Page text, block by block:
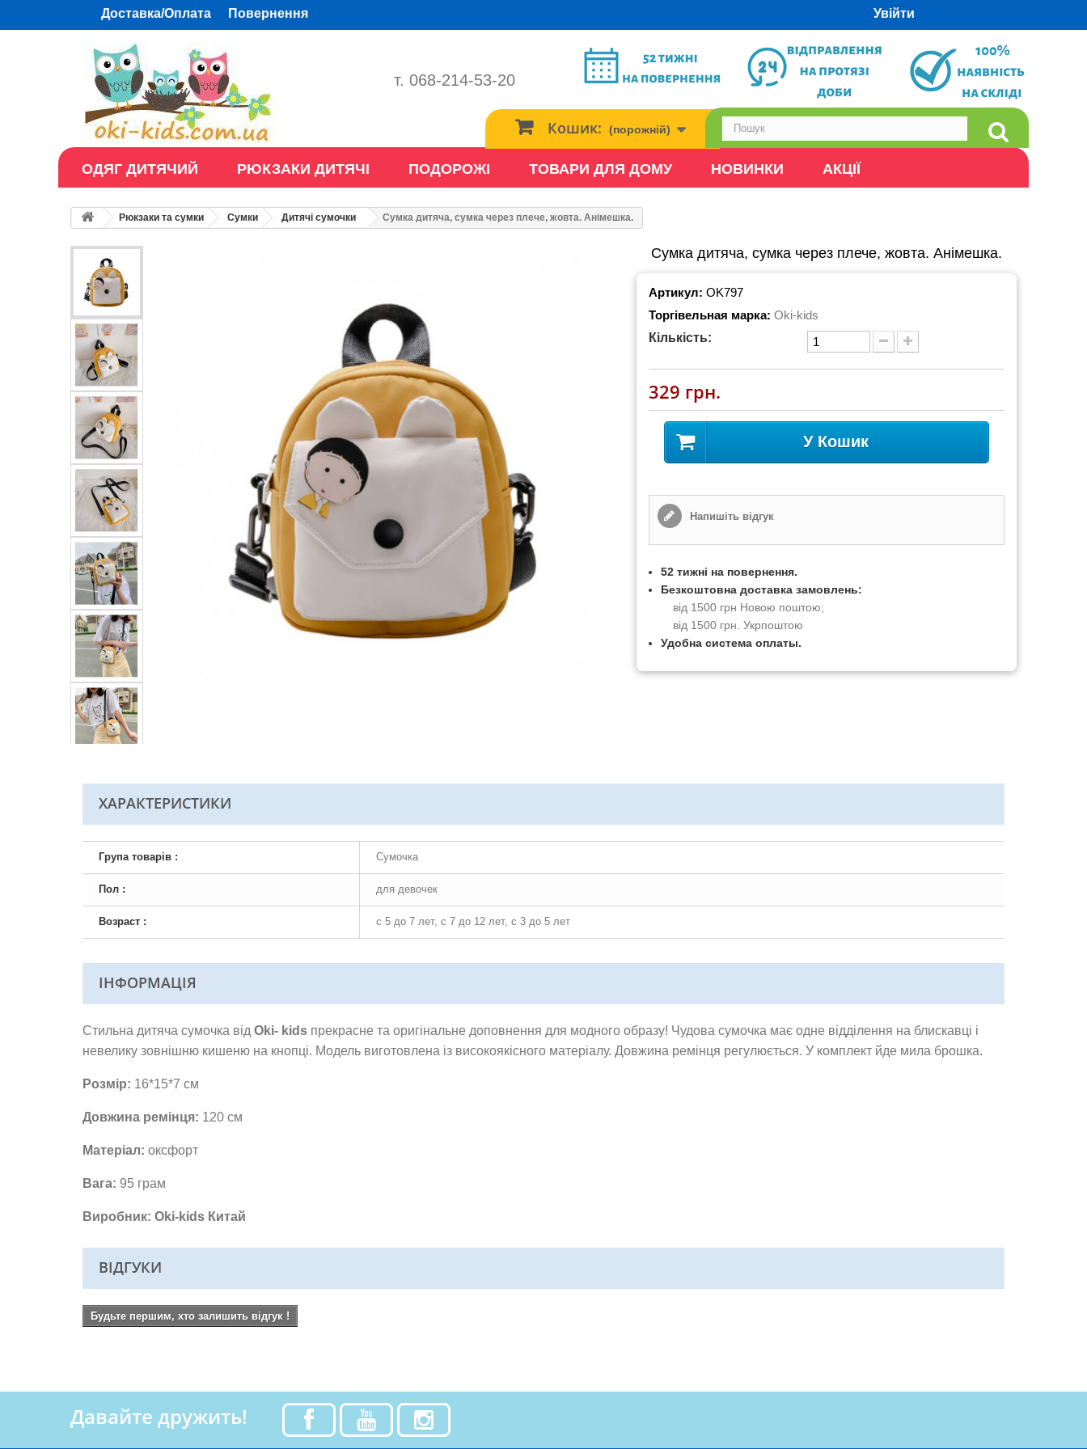
Доставка/Оплата Повернення Увійти
т. 068-214-53-20
Кошик: (порожній)
ОДЯГ ДИТЯЧИЙ РЮКЗАКИ ДИТЯЧІ ПОДОРОЖІ ТОВАРИ ДЛЯ ДОМУ НОВИНКИ АКЦІЇ
Рюкзаки та сумки Сумки Дитячі сумочки Сумка дитяча, сумка через плече, жовта. Анімешка.
Сумка дитяча, сумка через плече, жовта. Анімешка.
Артикул: OK797
Торгівельная марка: Oki-kids
Кількість:
329 грн.
У Кошик
Напишіть відгук
52 тижні на повернення.
Безкоштовна доставка замовлень:
від 1500 грн Новою поштою;
від 1500 грн. Укрпоштою
Удобна система оплаты.
ХАРАКТЕРИСТИКИ
Група товарів : Сумочка
Пол : для девочек
Возраст : с 5 до 7 лет, с 7 до 12 лет, с 3 до 5 лет
ІНФОРМАЦІЯ
Стильна дитяча сумочка від Oki- kids прекрасне та оригінальне доповнення для модного образу! Чудова сумочка має одне відділення на блискавці і
невелику зовнішню кишеню на кнопці. Модель виготовлена із високоякісного матеріалу. Довжина ремінця регулюється. У комплект йде мила брошка.
Розмір: 16*15*7 см
Довжина ремінця: 120 см
Матеріал: оксфорт
Вага: 95 грам
Виробник: Oki-kids Китай
ВІДГУКИ
Будьте першим, хто залишить відгук !
Давайте дружить!